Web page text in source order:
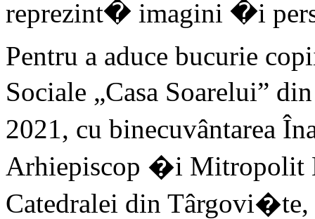
reprezint� imagini �i
Pentru a aduce bucurie
Sociale „Casa Soarelui”
2021, cu binecuvântarea
Arhiepiscop �i
Catedralei din